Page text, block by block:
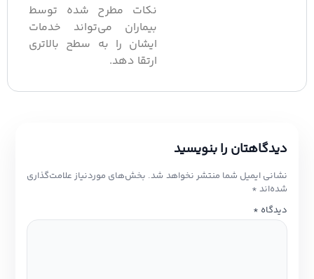
نکات مطرح شده توسط
بیماران می‌تواند خدمات
ایشان را به سطح بالاتری
ارتقا دهد.
را بنویسید
ایمیل شما منتشر نخواهد شد. بخش‌های موردنیاز علامت‌گذاری
*
*